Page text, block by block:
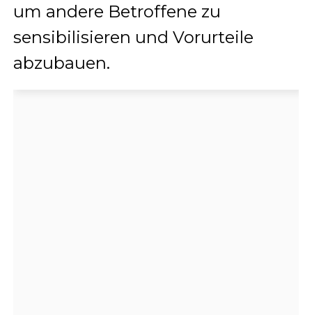
um andere Betroffene zu
sensibilisieren und Vorurteile
abzubauen.